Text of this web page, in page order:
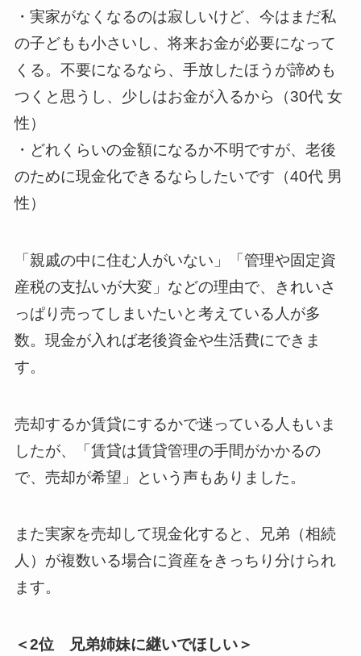
・実家がなくなるのは寂しいけど、今はまだ私
の子どもも小さいし、将来お金が必要になって
くる。不要になるなら、手放したほうが諦めも
つくと思うし、少しはお金が入るから（30代 女
性）
・どれくらいの金額になるか不明ですが、老後
のために現金化できるならしたいです（40代 男
性）
「親戚の中に住む人がいない」「管理や固定資
産税の支払いが大変」などの理由で、きれいさ
っぱり売ってしまいたいと考えている人が多
数。現金が入れば老後資金や生活費にできま
す。
売却するか賃貸にするかで迷っている人もいま
したが、「賃貸は賃貸管理の手間がかかるの
で、売却が希望」という声もありました。
また実家を売却して現金化すると、兄弟（相続
人）が複数いる場合に資産をきっちり分けられ
ます。
＜2位 兄弟姉妹に継いでほしい＞